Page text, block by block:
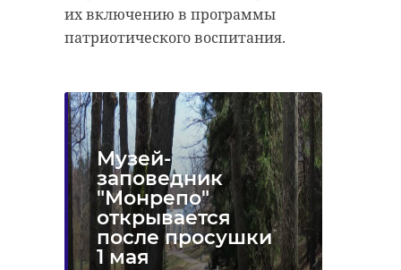
их включению в программы
патриотического воспитания.
Музей-
заповедник
"Монрепо"
открывается
после просушки
1 мая